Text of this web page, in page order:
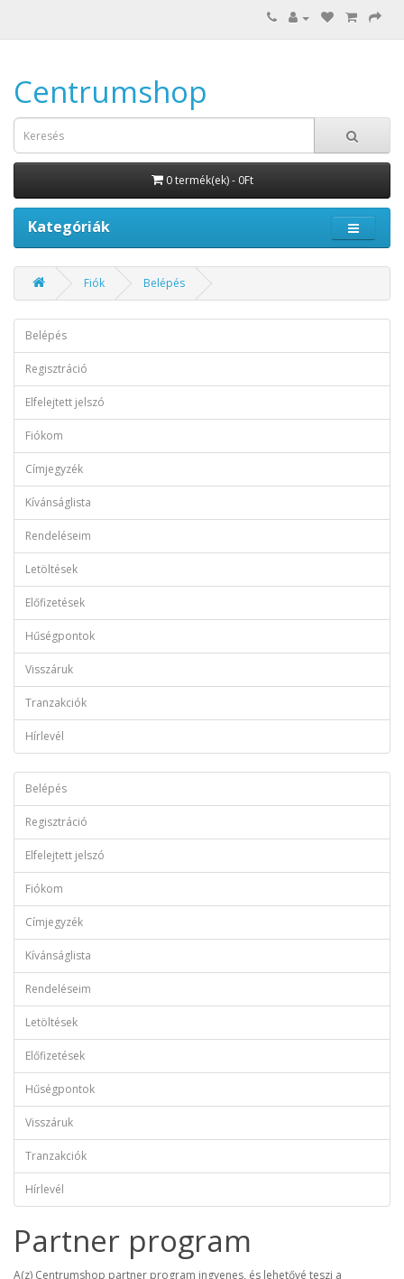
Centrumshop
0 termék(ek) - 0Ft
Kategóriák
Fiók Belépés
Belépés
Regisztráció
Elfelejtett jelszó
Fiókom
Címjegyzék
Kívánságlista
Rendeléseim
Letöltések
Előfizetések
Hűségpontok
Visszáruk
Tranzakciók
Hírlevél
Belépés
Regisztráció
Elfelejtett jelszó
Fiókom
Címjegyzék
Kívánságlista
Rendeléseim
Letöltések
Előfizetések
Hűségpontok
Visszáruk
Tranzakciók
Hírlevél
Partner program
A(z) Centrumshop partner program ingyenes, és lehetővé teszi a